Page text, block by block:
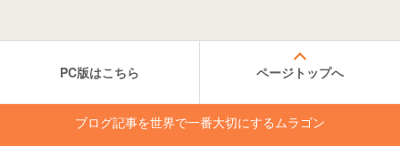
PC版はこちら ページトップへ
ブログ記事を世界で一番大切にするムラゴン